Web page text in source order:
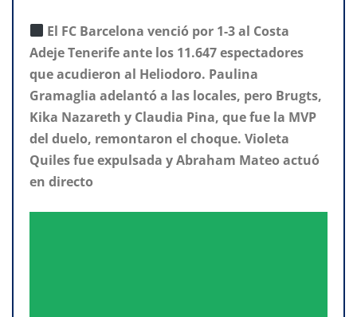
El FC Barcelona venció por 1-3 al Costa
Adeje Tenerife ante los 11.647 espectadores
que acudieron al Heliodoro. Paulina
Gramaglia adelantó a las locales, pero Brugts,
Kika Nazareth y Claudia Pina, que fue la MVP
del duelo, remontaron el choque. Violeta
Quiles fue expulsada y Abraham Mateo actuó
en directo